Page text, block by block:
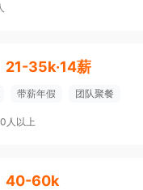
21-35k·14薪
带薪年假 团队聚餐
人以上
40-60k